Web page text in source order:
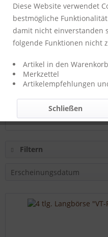
Handy u. Kartenetui
Filtern
Diese Website verwendet
bestmögliche
damit nicht einverstanden
folgende Funktionen nicht
Artikel in den
Merkzettel
Artikelempfehlungen
Schließen